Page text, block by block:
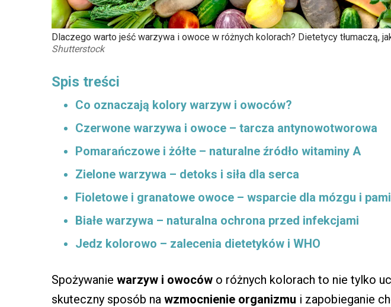
Dlaczego warto jeść warzywa i owoce w różnych kolorach? Dietetycy tłumaczą,
Shutterstock
Spis treści
Co oznaczają kolory warzyw i owoców?
Czerwone warzywa i owoce – tarcza antynowotworowa
Pomarańczowe i żółte – naturalne źródło witaminy A
Zielone warzywa – detoks i siła dla serca
Fioletowe i granatowe owoce – wsparcie dla mózgu i
Białe warzywa – naturalna ochrona przed infekcjami
Jedz kolorowo – zalecenia dietetyków i WHO
Spożywanie warzyw i owoców o różnych kolorach to nie tylko
skuteczny sposób na wzmocnienie organizmu i zapobieganie